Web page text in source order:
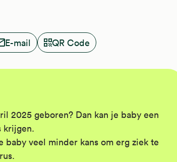
E-mail QR Code
2025 geboren? Dan kan je baby een
krijgen.
baby veel minder kans om erg ziek te